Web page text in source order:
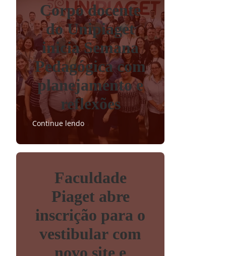
Corpo docente
do Unipiaget
inicia Semana
Pedagógica com
planejamento e
reflexões
Continue lendo
Faculdade
Piaget abre
inscrição para o
vestibular com